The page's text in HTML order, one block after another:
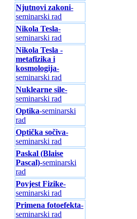
Njutnovi zakoni-
seminarski rad
Nikola Tesla-
seminarski rad
Nikola Tesla -
metafizika i
kosmologija-
seminarski rad
Nuklearne sile-
seminarski rad
Optika-seminarski
rad
Optička sočiva-
seminarski rad
Paskal (Blaise
Pascal)-seminarski
rad
Povjest Fizike-
seminarski rad
Primena fotoefekta-
seminarski rad